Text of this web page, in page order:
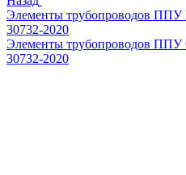
Элементы трубопроводов
30732-2020
Элементы трубопроводов
30732-2020